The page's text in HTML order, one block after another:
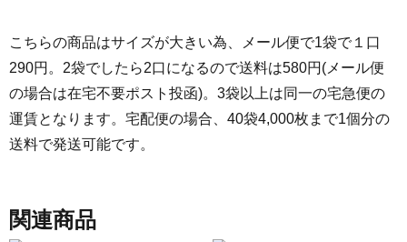
こちらの商品はサイズが大きい為、メール便で1袋で１口
290円。2袋でしたら2口になるので送料は580円(メール便
の場合は在宅不要ポスト投函)。3袋以上は同一の宅急便の
運賃となります。宅配便の場合、40袋4,000枚まで1個分の
送料で発送可能です。
関連商品